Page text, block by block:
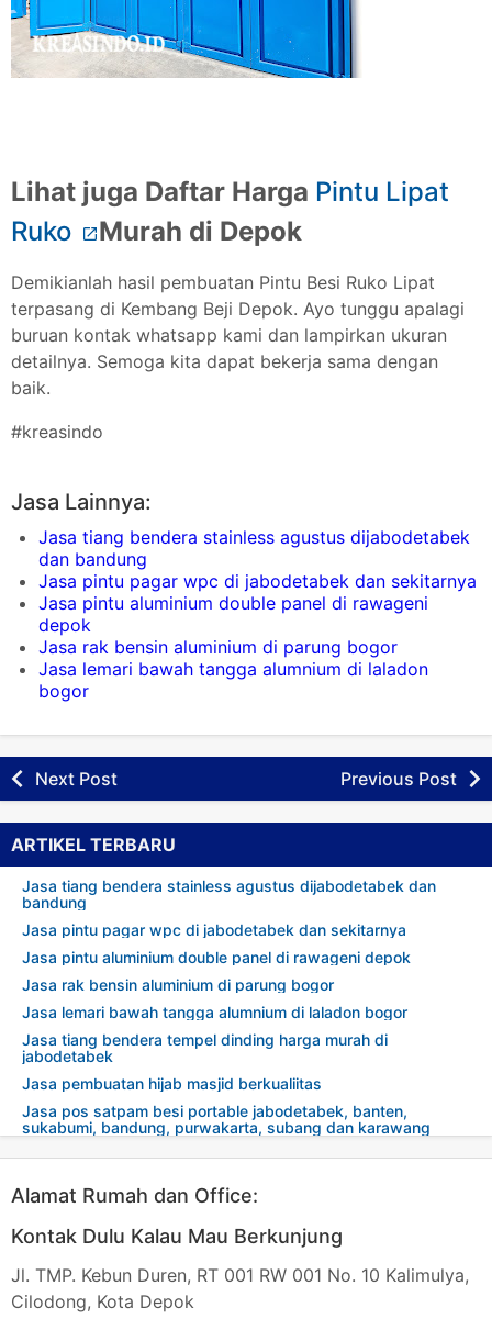
Lihat juga Daftar Harga Pintu Lipat
Ruko
Murah di Depok
Demikianlah hasil pembuatan Pintu Besi Ruko Lipat
terpasang di Kembang Beji Depok. Ayo tunggu apalagi
buruan kontak whatsapp kami dan lampirkan ukuran
detailnya. Semoga kita dapat bekerja sama dengan
baik.
#kreasindo
Jasa Lainnya:
Jasa tiang bendera stainless agustus dijabodetabek
dan bandung
Jasa pintu pagar wpc di jabodetabek dan sekitarnya
Jasa pintu aluminium double panel di rawageni
depok
Jasa rak bensin aluminium di parung bogor
Jasa lemari bawah tangga alumnium di laladon
bogor
Next Post Previous Post
ARTIKEL TERBARU
Jasa tiang bendera stainless agustus dijabodetabek dan
bandung
Jasa pintu pagar wpc di jabodetabek dan sekitarnya
Jasa pintu aluminium double panel di rawageni depok
Jasa rak bensin aluminium di parung bogor
Jasa lemari bawah tangga alumnium di laladon bogor
Jasa tiang bendera tempel dinding harga murah di
jabodetabek
Jasa pembuatan hijab masjid berkualiitas
Jasa pos satpam besi portable jabodetabek, banten,
sukabumi, bandung, purwakarta, subang dan karawang
Alamat Rumah dan Office:
Kontak Dulu Kalau Mau Berkunjung
Jl. TMP. Kebun Duren, RT 001 RW 001 No. 10 Kalimulya,
Cilodong, Kota Depok